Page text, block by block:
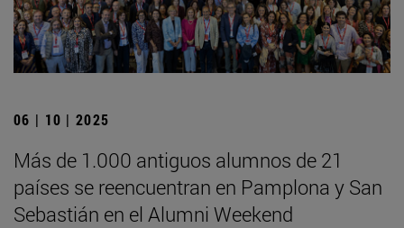
06 | 10 | 2025
Más de 1.000 antiguos alumnos de 21
países se reencuentran en Pamplona y San
Sebastián en el Alumni Weekend